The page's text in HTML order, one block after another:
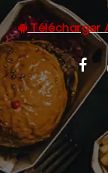
Télécharger